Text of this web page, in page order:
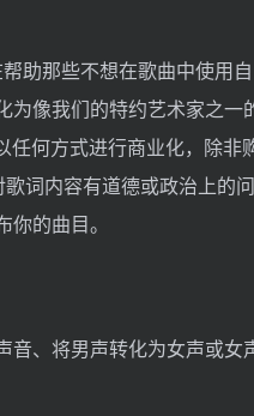
助那些不想在歌曲中使用
为像我们的特约艺术家之一
任何方式进行商业化，除非
词内容有道德或政治上的
的曲目。
、将男声转化为女声或女